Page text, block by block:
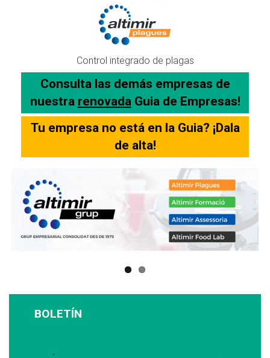
Control integrado de plagas
Consulta las demás empresas de
nuestra renovada Guia de Empresas!
Tu empresa no está en la Guia? ¡Dala
de alta!
BOLETÍN